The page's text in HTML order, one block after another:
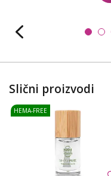
Slični proizvodi
HEMA-FREE